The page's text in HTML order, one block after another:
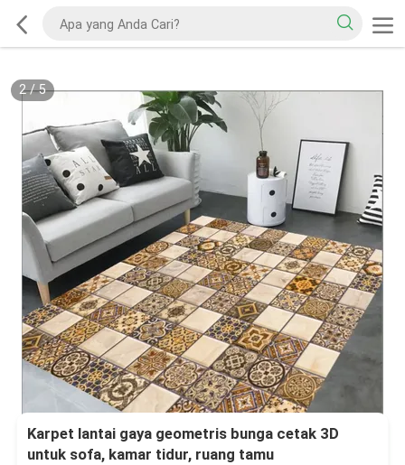
2/5
Karpet lantai gaya geometris bunga cetak 3D
untuk sofa, kamar tidur, ruang tamu